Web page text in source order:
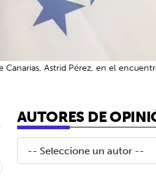
Astrid Pérez, en el
AUTORES DE